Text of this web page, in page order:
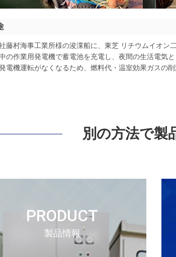
藤村海事工業所様の浚渫船に、東芝 リチウムイオン
の作業用発電機で蓄電池を充電し、夜間の生活電気と
電機運転がなくなるため、燃料代・温室効果ガスの削
別の方法で製
PRODUCT
製品情報